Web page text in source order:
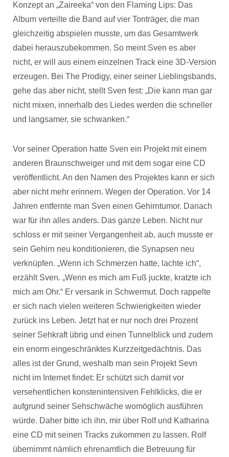
Konzept an „Zaireeka“ von den Flaming Lips: Das
Album verteilte die Band auf vier Tonträger, die man
gleichzeitig abspielen musste, um das Gesamtwerk
dabei herauszubekommen. So meint Sven es aber
nicht, er will aus einem einzelnen Track eine 3D-Version
erzeugen. Bei The Prodigy, einer seiner Lieblingsbands,
gehe das aber nicht, stellt Sven fest: „Die kann man gar
nicht mixen, innerhalb des Liedes werden die schneller
und langsamer, sie schwanken.“
Vor seiner Operation hatte Sven ein Projekt mit einem
anderen Braunschweiger und mit dem sogar eine CD
veröffentlicht. An den Namen des Projektes kann er sich
aber nicht mehr erinnern. Wegen der Operation. Vor 14
Jahren entfernte man Sven einen Gehirntumor. Danach
war für ihn alles anders. Das ganze Leben. Nicht nur
schloss er mit seiner Vergangenheit ab, auch musste er
sein Gehirn neu konditionieren, die Synapsen neu
verknüpfen. „Wenn ich Schmerzen hatte, lachte ich“,
erzählt Sven. „Wenn es mich am Fuß juckte, kratzte ich
mich am Ohr.“ Er versank in Schwermut. Doch rappelte
er sich nach vielen weiteren Schwierigkeiten wieder
zurück ins Leben. Jetzt hat er nur noch drei Prozent
seiner Sehkraft übrig und einen Tunnelblick und zudem
ein enorm eingeschränktes Kurzzeitgedächtnis. Das
alles ist der Grund, weshalb man sein Projekt Sevn
nicht im Internet findet: Er schützt sich damit vor
versehentlichen konstenintensiven Fehlklicks, die er
aufgrund seiner Sehschwäche womöglich ausführen
würde. Daher bitte ich ihn, mir über Rolf und Katharina
eine CD mit seinen Tracks zukommen zu lassen. Rolf
übernimmt nämlich ehrenamtlich die Betreuung für